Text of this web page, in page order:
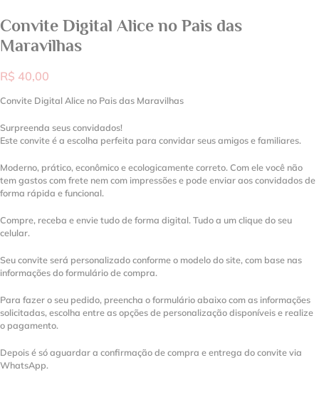
Convite Digital Alice no Pais das
Maravilhas
R$ 40,00
Convite Digital Alice no Pais das Maravilhas
Surpreenda seus convidados!
Este convite é a escolha perfeita para convidar seus amigos e familiares.
Moderno, prático, econômico e ecologicamente correto. Com ele você não
tem gastos com frete nem com impressões e pode enviar aos convidados de
forma rápida e funcional.
Compre, receba e envie tudo de forma digital. Tudo a um clique do seu
celular.
Seu convite será personalizado conforme o modelo do site, com base nas
informações do formulário de compra.
Para fazer o seu pedido, preencha o formulário abaixo com as informações
solicitadas, escolha entre as opções de personalização disponíveis e realize
o pagamento.
Depois é só aguardar a confirmação de compra e entrega do convite via
WhatsApp.